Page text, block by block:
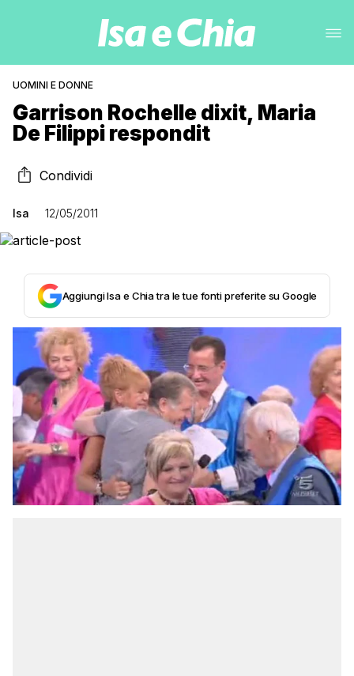
UOMINI E DONNE
Garrison Rochelle dixit, Maria
De Filippi respondit
Condividi
Isa 12/05/2011
Aggiungi Isa e Chia tra le tue fonti preferite su Google